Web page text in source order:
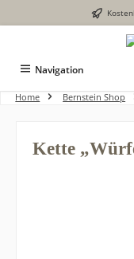
Navigation
Home Bernstein Shop
Kette